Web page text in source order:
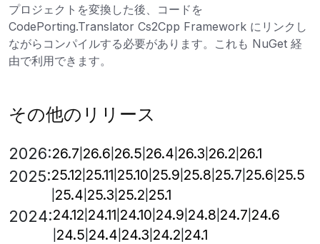
プロジェクトを変換した後、コードを
CodePorting.Translator Cs2Cpp Framework にリンクし
ながらコンパイルする必要があります。これも NuGet 経
由で利用できます。
その他のリリース
2026:26.7 26.6 26.5 26.4 26.3 26.2 26.1
2025:25.12 25.11 25.10 25.9 25.8 25.7 25.6 25.5
25.4 25.3 25.2 25.1
2024:24.12 24.11 24.10 24.9 24.8 24.7 24.6
24.5 24.4 24.3 24.2 24.1